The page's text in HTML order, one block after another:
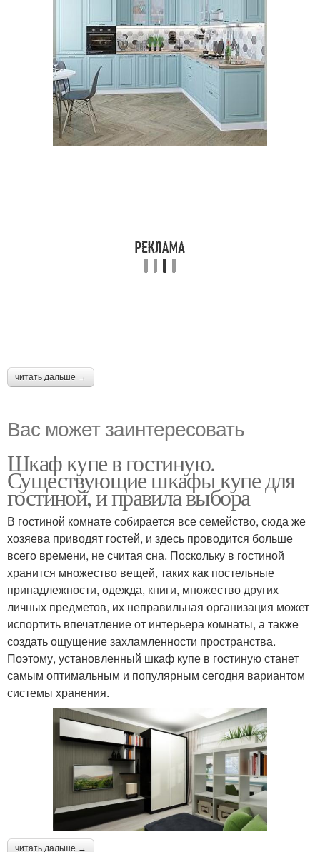
читать дальше →
Вас может заинтересовать
Шкаф купе в гостиную.
Существующие шкафы купе для
гостиной, и правила выбора
В гостиной комнате собирается все семейство, сюда же
хозяева приводят гостей, и здесь проводится больше
всего времени, не считая сна. Поскольку в гостиной
хранится множество вещей, таких как постельные
принадлежности, одежда, книги, множество других
личных предметов, их неправильная организация может
испортить впечатление от интерьера комнаты, а также
создать ощущение захламленности пространства.
Поэтому, установленный шкаф купе в гостиную станет
самым оптимальным и популярным сегодня вариантом
системы хранения.
читать дальше →